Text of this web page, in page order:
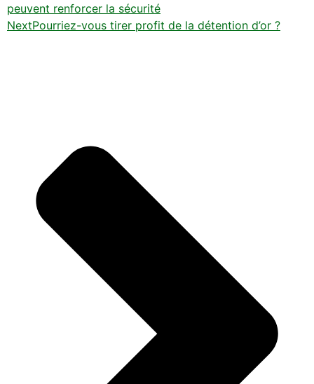
peuvent renforcer la sécurité
NextPourriez-vous tirer profit de la détention d’or ?